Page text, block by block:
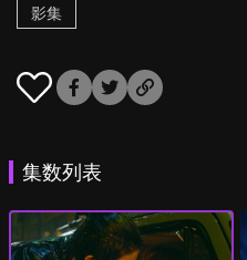
影集
集数列表